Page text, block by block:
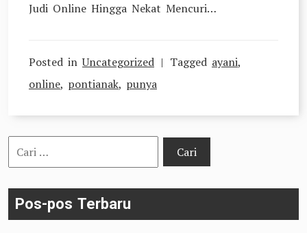
Judi Online Hingga Nekat Mencuri…
Posted inUncategorized Tagged ayani,
online, pontianak, punya
Cari
untuk:
Pos-pos Terbaru